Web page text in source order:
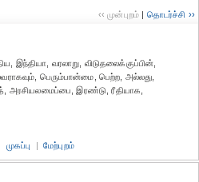
‹‹ முன்புறம் | தொடர்ச்சி ››
இந்தியா, வரலாறு, விடுதலைக்குப்பின்,
பெரும்பான்மை, பெற்ற, அல்லது,
அரசியலமைப்பை, இரண்டு, ரீதியாக,
முகப்பு | மேற்புறம்